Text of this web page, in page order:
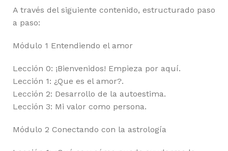
A través del siguiente contenido, estructurado paso
a paso:
Módulo 1 Entendiendo el amor
Lección 0: ¡Bienvenidos! Empieza por aquí.
Lección 1: ¿Que es el amor?.
Lección 2: Desarrollo de la autoestima.
Lección 3: Mi valor como persona.
Módulo 2 Conectando con la astrología